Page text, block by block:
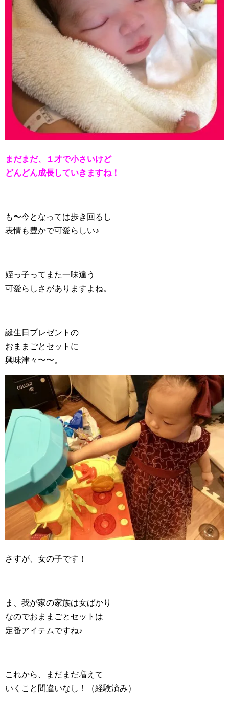
まだまだ、１才で小さいけど
どんどん成長していきますね！
も〜今となっては歩き回るし
表情も豊かで可愛らしい♪
姪っ子ってまた一味違う
可愛らしさがありますよね。
誕生日プレゼントの
おままごとセットに
興味津々〜〜。
さすが、女の子です！
ま、我が家の家族は女ばかり
なのでおままごとセットは
定番アイテムですね♪
これから、まだまだ増えて
いくこと間違いなし！（経験済み）